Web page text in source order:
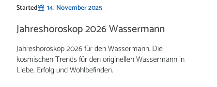
Started 14. November 2025
Jahreshoroskop 2026 Wassermann
Jahreshoroskop 2026 für den Wassermann. Die
kosmischen Trends für den originellen Wassermann in
Liebe, Erfolg und Wohlbefinden.